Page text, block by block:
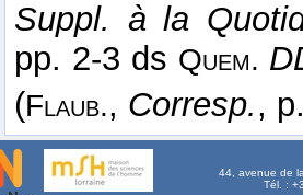
Suppl. à la
pp. 2-3 ds Quem.
(Flaub., Corresp.,
44, avenue de
Tél. :